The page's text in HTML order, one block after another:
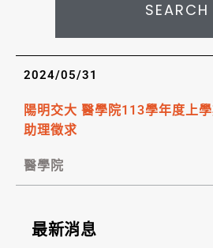
SEARCH
2024/05/31
陽明交大 醫學院113學年度上
助理徵求
醫學院
最新消息